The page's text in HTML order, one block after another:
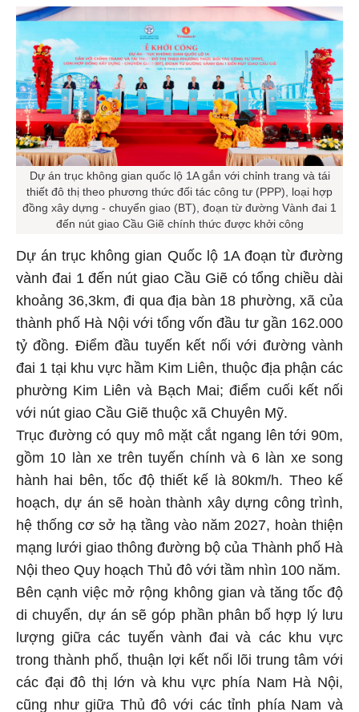
Dự án trục không gian quốc lộ 1A gắn với chỉnh trang và tái
thiết đô thị theo phương thức đối tác công tư (PPP), loại hợp
đồng xây dựng - chuyển giao (BT), đoạn từ đường Vành đai 1
đến nút giao Cầu Giẽ chính thức được khởi công
Dự án trục không gian Quốc lộ 1A đoạn từ đường
vành đai 1 đến nút giao Cầu Giẽ có tổng chiều dài
khoảng 36,3km, đi qua địa bàn 18 phường, xã của
thành phố Hà Nội với tổng vốn đầu tư gần 162.000
tỷ đồng. Điểm đầu tuyến kết nối với đường vành
đai 1 tại khu vực hầm Kim Liên, thuộc địa phận các
phường Kim Liên và Bạch Mai; điểm cuối kết nối
với nút giao Cầu Giẽ thuộc xã Chuyên Mỹ.
Trục đường có quy mô mặt cắt ngang lên tới 90m,
gồm 10 làn xe trên tuyến chính và 6 làn xe song
hành hai bên, tốc độ thiết kế là 80km/h. Theo kế
hoạch, dự án sẽ hoàn thành xây dựng công trình,
hệ thống cơ sở hạ tầng vào năm 2027, hoàn thiện
mạng lưới giao thông đường bộ của Thành phố Hà
Nội theo Quy hoạch Thủ đô với tầm nhìn 100 năm.
Bên cạnh việc mở rộng không gian và tăng tốc độ
di chuyển, dự án sẽ góp phần phân bổ hợp lý lưu
lượng giữa các tuyến vành đai và các khu vực
trong thành phố, thuận lợi kết nối lõi trung tâm với
các đại đô thị lớn và khu vực phía Nam Hà Nội,
cũng như giữa Thủ đô với các tỉnh phía Nam và